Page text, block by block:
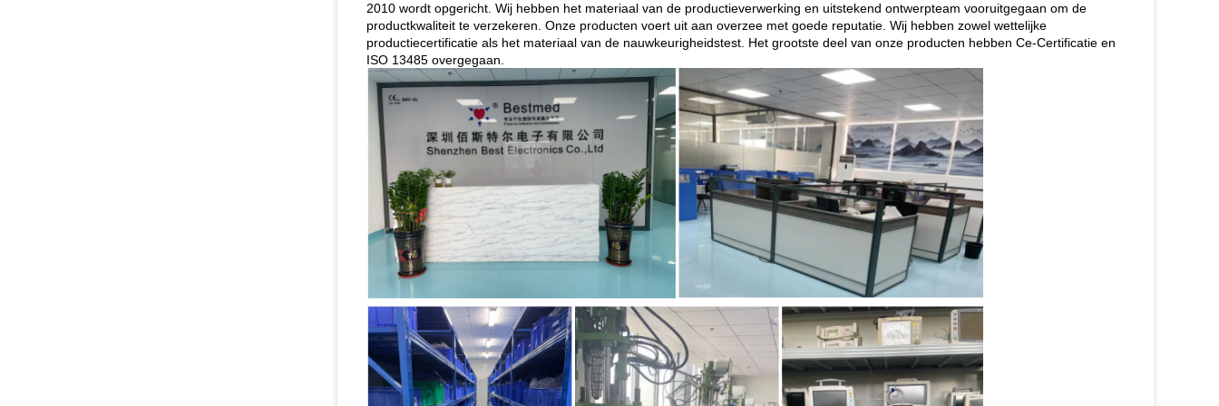
2010 wordt opgericht. Wij hebben het materiaal van de productieverwerking en uitstekend ontwerpteam vooruitgegaan om de
productkwaliteit te verzekeren. Onze producten voert uit aan overzee met goede reputatie. Wij hebben zowel wettelijke
productiecertificatie als het materiaal van de nauwkeurigheidstest. Het grootste deel van onze producten hebben Ce-Certificatie en
ISO 13485 overgegaan.